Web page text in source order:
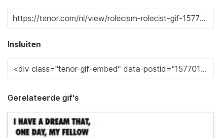
Insluiten
Gerelateerde gif's